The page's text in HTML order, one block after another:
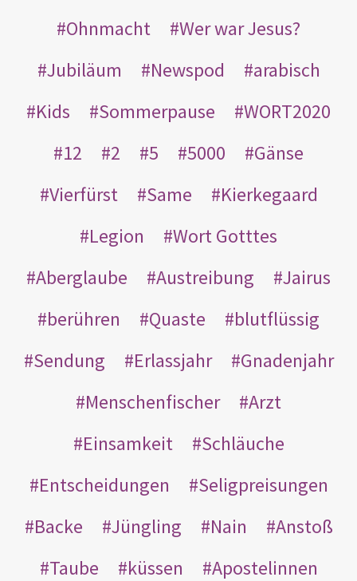
Ohnmacht
Wer war Jesus?
Jubiläum
Newspod
arabisch
Kids
Sommerpause
WORT2020
12
2 5 5000
Gänse
Vierfürst
Same
Kierkegaard
Legion
Wort Gotttes
Aberglaube
Austreibung
Jairus
berühren
Quaste
blutflüssig
Sendung
Erlassjahr
Gnadenjahr
Menschenfischer
Arzt
Einsamkeit
Schläuche
Entscheidungen
Seligpreisungen
Backe
Jüngling Nain
Anstoß
Taube
küssen
Apostelinnen